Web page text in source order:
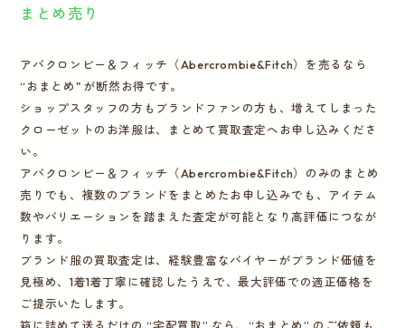
まとめ売り
アバクロンビー＆フィッチ（Abercrombie&Fitch）を売るなら
“おまとめ" が断然お得です。
ショップスタッフの方もブランドファンの方も、増えてしまった
クローゼットのお洋服は、まとめて買取査定へお申し込みくださ
い。
アバクロンビー＆フィッチ（Abercrombie&Fitch）のみのまとめ
売りでも、複数のブランドをまとめたお申し込みでも、アイテム
数やバリエーションを踏まえた査定が可能となり高評価につなが
ります。
ブランド服の買取査定は、経験豊富なバイヤーがブランド価値を
見極め、1着1着丁寧に確認したうえで、最大評価での適正価格を
ご提示いたします。
箱に詰めて送るだけの “宅配買取” なら、“おまとめ” のご依頼も